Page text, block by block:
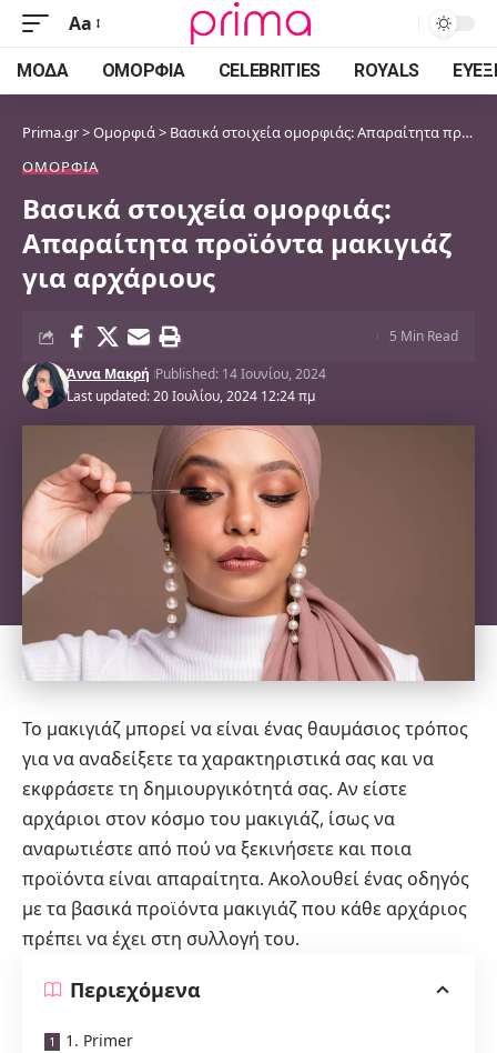
Font
Resizer
Aa
ΜΌΔΑ ΟΜΟΡΦΙΆ CELEBRITIES ROYALS
Prima.gr>Ομορφιά> Βασικά στοιχεία ομορφιάς: Απαραίτητα προϊόντα μακιγιάζ για αρχάριους
ΟΜΟΡΦΙΆ
Βασικά στοιχεία ομορφιάς:
Απαραίτητα προϊόντα μακιγιάζ
για αρχάριους
Last updated: 20 Ιουλίου, 2024 12:24 πμ
Άννα Μακρή Published: 14 Ιουνίου, 2024
5 Min Read
Το μακιγιάζ μπορεί να είναι ένας θαυμάσιος τρόπος
για να αναδείξετε τα χαρακτηριστικά σας και να
εκφράσετε τη δημιουργικότητά σας. Αν είστε
αρχάριοι στον κόσμο του μακιγιάζ, ίσως να
αναρωτιέστε από πού να ξεκινήσετε και ποια
προϊόντα είναι απαραίτητα. Ακολουθεί ένας οδηγός
με τα βασικά προϊόντα μακιγιάζ που κάθε αρχάριος
πρέπει να έχει στη συλλογή του.
Περιεχόμενα
1. Primer